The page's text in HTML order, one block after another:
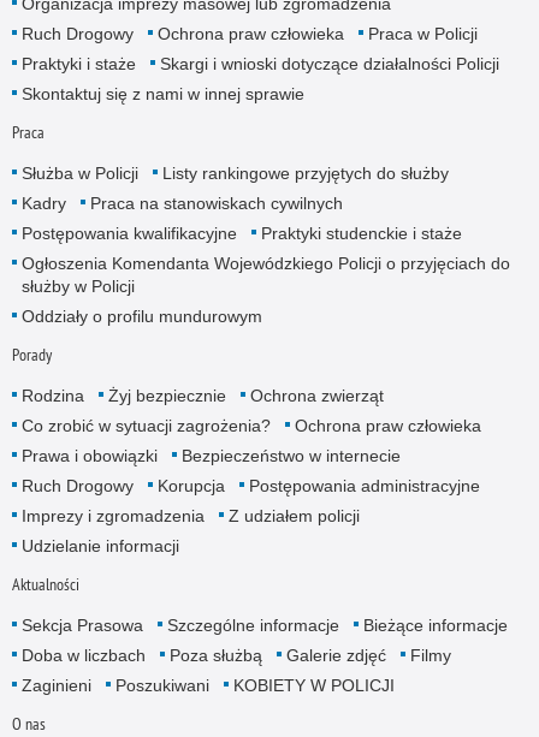
Ruch Drogowy
Ochrona praw człowieka
Praca w Policji
Praktyki i staże
Skargi i wnioski dotyczące działalności Policji
Skontaktuj się z nami w innej sprawie
Praca
Służba w Policji
Listy rankingowe przyjętych do służby
Kadry
Praca na stanowiskach cywilnych
Postępowania kwalifikacyjne
Praktyki studenckie i staże
Ogłoszenia Komendanta Wojewódzkiego Policji o przyjęciach do
służby w Policji
Oddziały o profilu mundurowym
Porady
Rodzina Żyj bezpiecznie
Ochrona zwierząt
Co zrobić w sytuacji zagrożenia?
Ochrona praw człowieka
Prawa i obowiązki
Bezpieczeństwo w internecie
Ruch Drogowy
Korupcja
Postępowania administracyjne
Imprezy i zgromadzenia
Z udziałem policji
Udzielanie informacji
Aktualności
Sekcja Prasowa Szczególne informacje
Bieżące informacje
Doba w liczbach
Poza służbą Galerie zdjęć
Filmy
Zaginieni
Poszukiwani KOBIETY W POLICJI
O nas